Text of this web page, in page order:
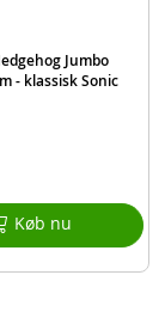
Jumbo
- klassisk Sonic
Køb nu